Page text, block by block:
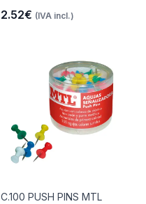
2.52€ (IVA incl.)
C.100 PUSH PINS MTL